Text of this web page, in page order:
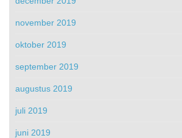
november 2019
oktober 2019
september 2019
augustus 2019
juli 2019
juni 2019